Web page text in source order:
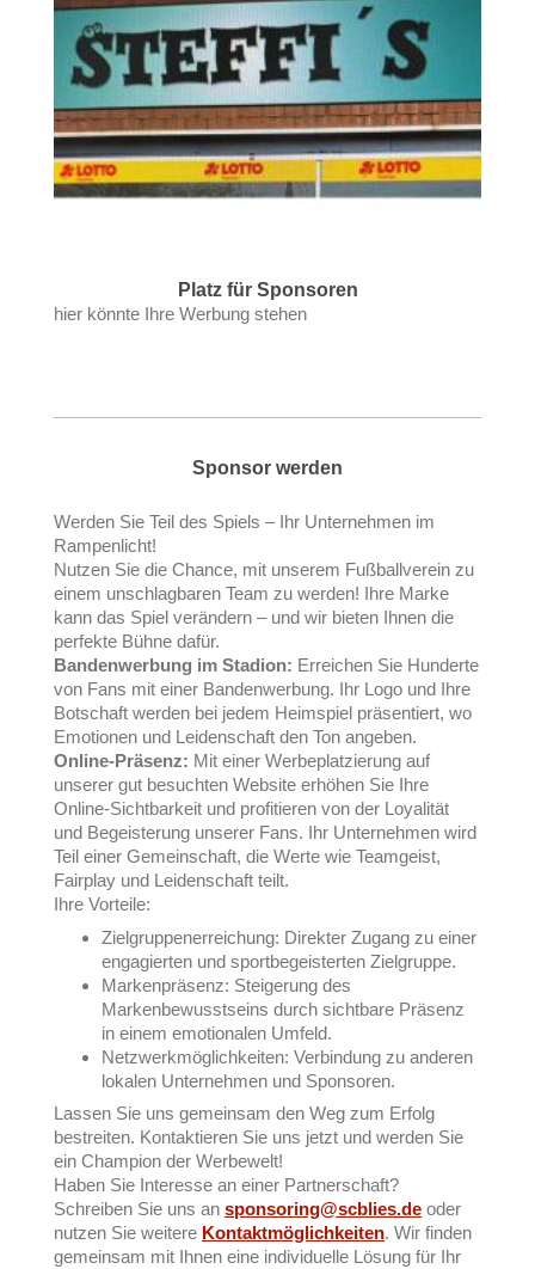
Platz für Sponsoren
hier könnte Ihre Werbung stehen
Sponsor werden
Werden Sie Teil des Spiels – Ihr Unternehmen im
Rampenlicht!
Nutzen Sie die Chance, mit unserem Fußballverein zu
einem unschlagbaren Team zu werden! Ihre Marke
kann das Spiel verändern – und wir bieten Ihnen die
perfekte Bühne dafür.
Bandenwerbung im Stadion: Erreichen Sie Hunderte
von Fans mit einer Bandenwerbung. Ihr Logo und Ihre
Botschaft werden bei jedem Heimspiel präsentiert, wo
Emotionen und Leidenschaft den Ton angeben.
Online-Präsenz: Mit einer Werbeplatzierung auf
unserer gut besuchten Website erhöhen Sie Ihre
Online-Sichtbarkeit und profitieren von der Loyalität
und Begeisterung unserer Fans. Ihr Unternehmen wird
Teil einer Gemeinschaft, die Werte wie Teamgeist,
Fairplay und Leidenschaft teilt.
Ihre Vorteile:
Zielgruppenerreichung: Direkter Zugang zu einer
engagierten und sportbegeisterten Zielgruppe.
Markenpräsenz: Steigerung des
Markenbewusstseins durch sichtbare Präsenz
in einem emotionalen Umfeld.
Netzwerkmöglichkeiten: Verbindung zu anderen
lokalen Unternehmen und Sponsoren.
Lassen Sie uns gemeinsam den Weg zum Erfolg
bestreiten. Kontaktieren Sie uns jetzt und werden Sie
ein Champion der Werbewelt!
Haben Sie Interesse an einer Partnerschaft?
Schreiben Sie uns an sponsoring@scblies.de oder
nutzen Sie weitere Kontaktmöglichkeiten. Wir finden
gemeinsam mit Ihnen eine individuelle Lösung für Ihr